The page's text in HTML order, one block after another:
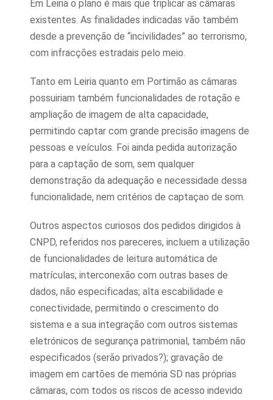
Em Leiria o plano é mais que triplicar as câmaras
existentes. As finalidades indicadas vão também
desde a prevenção de “incivilidades” ao terrorismo,
com infracções estradais pelo meio.
Tanto em Leiria quanto em Portimão as câmaras
possuiriam também funcionalidades de rotação e
ampliação de imagem de alta capacidade,
permitindo captar com grande precisão imagens de
pessoas e veículos. Foi ainda pedida autorização
para a captação de som, sem qualquer
demonstração da adequação e necessidade dessa
funcionalidade, nem critérios de captaçao de som.
Outros aspectos curiosos dos pedidos dirigidos à
CNPD, referidos nos pareceres, incluem a utilização
de funcionalidades de leitura automática de
matrículas; interconexão com outras bases de
dados, não especificadas; alta escabilidade e
conectividade, permitindo o crescimento do
sistema e a sua integração com outros sistemas
eletrónicos de segurança patrimonial, também não
especificados (serão privados?); gravação de
imagem em cartões de memória SD nas próprias
câmaras, com todos os riscos de acesso indevido